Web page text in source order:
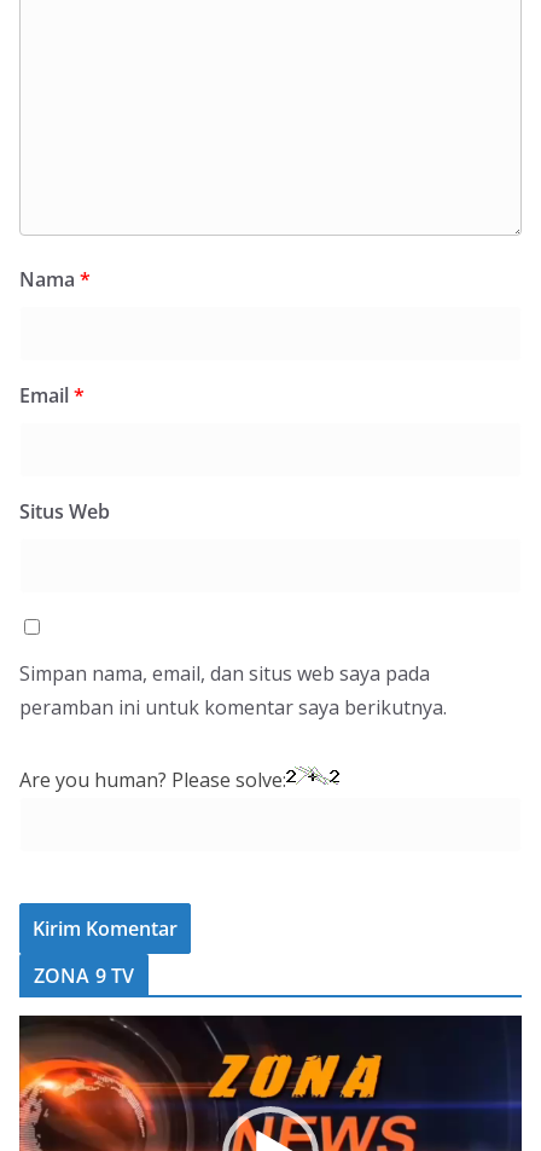
Nama *
Email*
Situs Web
Simpan nama, email, dan situs web saya pada
peramban ini untuk komentar saya berikutnya.
Are you human? Please solve:
ZONA 9 TV
e
m
u